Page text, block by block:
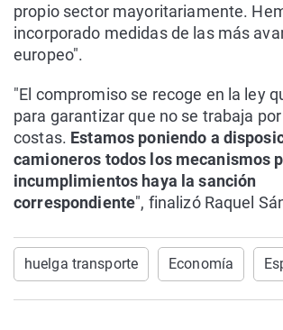
propio sector mayoritariamente.
incorporado medidas de las más
europeo".
"El compromiso se recoge en la ley
para garantizar que no se trabaja
costas. Estamos poniendo a
camioneros todos los mecanismos
incumplimientos haya la sanción
correspondiente", finalizó Raquel
huelga transporte Economía